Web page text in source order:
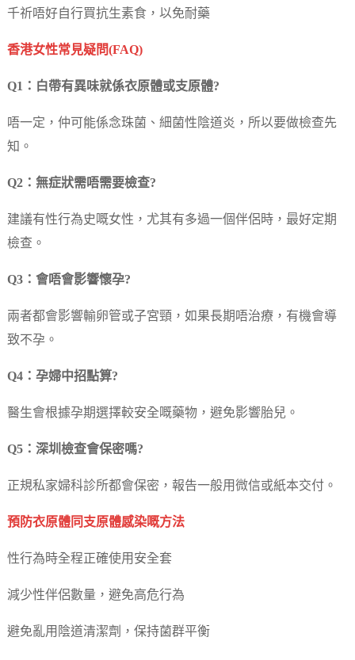
千祈唔好自行買抗生素食，以免耐藥
香港女性常見疑問(FAQ)
Q1：白帶有異味就係衣原體或支原體?
唔一定，仲可能係念珠菌、細菌性陰道炎，所以要做檢查先
知。
Q2：無症狀需唔需要檢查?
建議有性行為史嘅女性，尤其有多過一個伴侶時，最好定期
檢查。
Q3：會唔會影響懷孕?
兩者都會影響輸卵管或子宮頸，如果長期唔治療，有機會導
致不孕。
Q4：孕婦中招點算?
醫生會根據孕期選擇較安全嘅藥物，避免影響胎兒。
Q5：深圳檢查會保密嗎?
正規私家婦科診所都會保密，報告一般用微信或紙本交付。
預防衣原體同支原體感染嘅方法
性行為時全程正確使用安全套
減少性伴侶數量，避免高危行為
避免亂用陰道清潔劑，保持菌群平衡